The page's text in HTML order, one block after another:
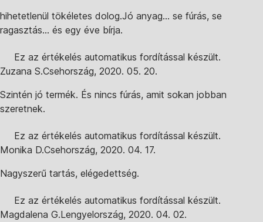
hihetetlenül tökéletes dolog.Jó anyag... se fúrás, se
ragasztás... és egy éve bírja.
Ez az értékelés automatikus fordítással készült.
Zuzana S.Csehország, 2020. 05. 20.
Szintén jó termék. És nincs fúrás, amit sokan jobban
szeretnek.
Ez az értékelés automatikus fordítással készült.
Monika D.Csehország, 2020. 04. 17.
Nagyszerű tartás, elégedettség.
Ez az értékelés automatikus fordítással készült.
Magdalena G.Lengyelország, 2020. 04. 02.